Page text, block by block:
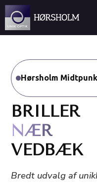
Spring til hovedindhold
Spring til sidefod
Hørsholm
BRILLER
NÆR
VEDBÆK
Bredt udvalg af